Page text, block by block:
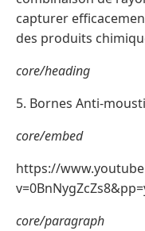
capturer
des produits
core/heading
5. Bornes Anti-
core/embed
https://
core/paragraph